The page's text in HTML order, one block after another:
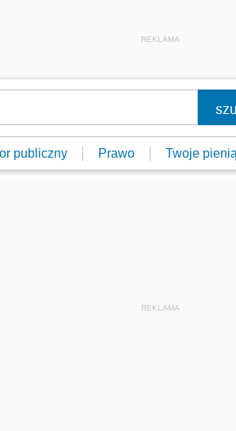
REKLAMA
publiczny Prawo Twoje